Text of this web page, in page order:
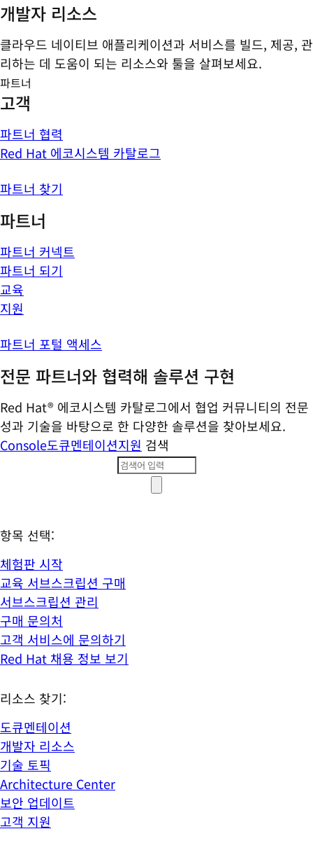
개발자 리소스
클라우드 네이티브 애플리케이션과 서비스를 빌드, 제공, 관
리하는 데 도움이 되는 리소스와 툴을 살펴보세요.
파트너
고객
파트너 협력
Red Hat 에코시스템 카탈로그
파트너 찾기
파트너
파트너 커넥트
파트너 되기
교육
지원
파트너 포털 액세스
전문 파트너와 협력해 솔루션 구현
Red Hat® 에코시스템 카탈로그에서 협업 커뮤니티의 전문
성과 기술을 바탕으로 한 다양한 솔루션을 찾아보세요.
Console도큐멘테이션지원 검색
항목 선택:
체험판 시작
교육 서브스크립션 구매
서브스크립션 관리
구매 문의처
고객 서비스에 문의하기
Red Hat 채용 정보 보기
리소스 찾기:
도큐멘테이션
개발자 리소스
기술 토픽
Architecture Center
보안 업데이트
고객 지원